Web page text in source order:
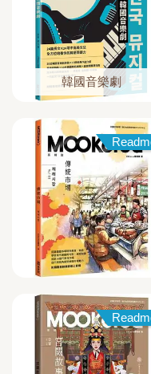
韓國音樂劇